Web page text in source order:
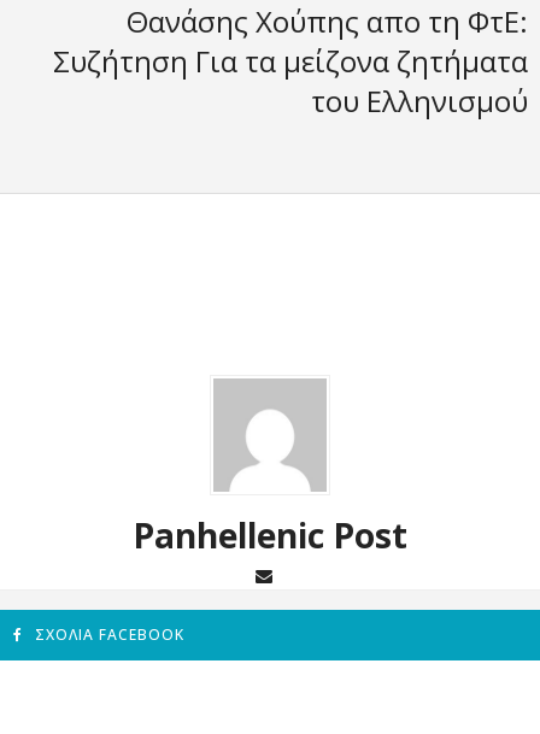
Θανάσης Χούπης απο τη ΦτΕ:
Συζήτηση Για τα μείζονα ζητήματα
του Ελληνισμού
Panhellenic Post
ΣΧΌΛΙΑ FACEBOOK